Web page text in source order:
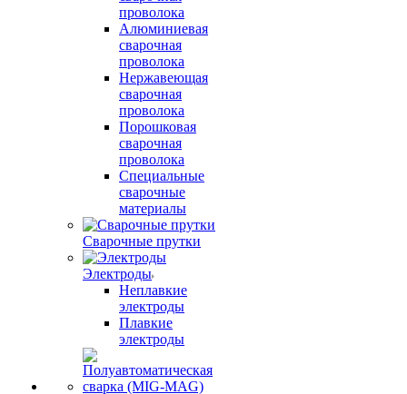
проволока
Алюминиевая
сварочная
проволока
Нержавеющая
сварочная
проволока
Порошковая
сварочная
проволока
Специальные
сварочные
материалы
Сварочные прутки
Электроды
Неплавкие
электроды
Плавкие
электроды